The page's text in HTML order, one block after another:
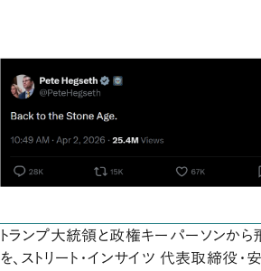
トランプ大統領と政権キーパーソンか
を、ストリート・インサイツ 代表取締役